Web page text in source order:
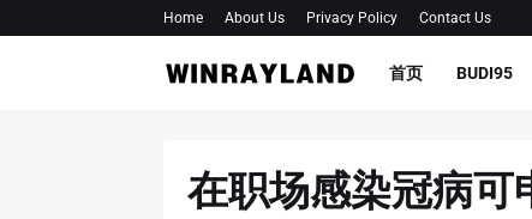
Home About Us Privacy Policy Contact Us
首页 BUDI95
在职场感染冠病可